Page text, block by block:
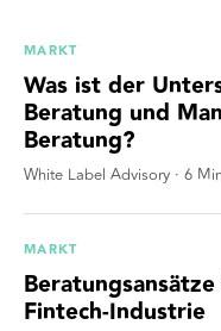
MARKT
Was ist der
Beratung und
Beratung?
White Label Advisory · 6
MARKT
Fintech-Industrie